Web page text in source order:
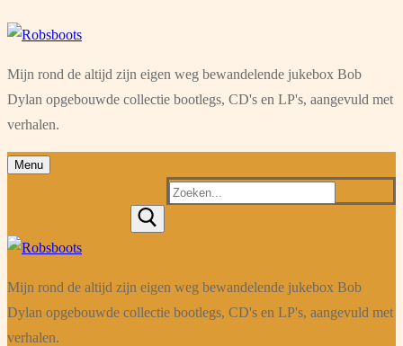
Ga
de
inhoud
Menu
Sluiten
Mijn rond de altijd zijn eigen weg bewandelende jukebox Bob
Dylan opgebouwde collectie bootlegs, CD's en LP's, aangevuld met
verhalen.
Menu
Zoeken
Mijn rond de altijd zijn eigen weg bewandelende jukebox Bob
Dylan opgebouwde collectie bootlegs, CD's en LP's, aangevuld met
verhalen.